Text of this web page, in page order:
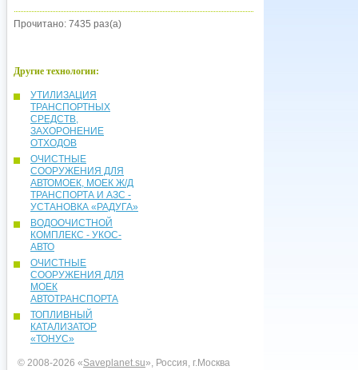
Прочитано: 7435 раз(а)
Другие технологии:
УТИЛИЗАЦИЯ
ТРАНСПОРТНЫХ
СРЕДСТВ,
ЗАХОРОНЕНИЕ
ОТХОДОВ
ОЧИСТНЫЕ
СООРУЖЕНИЯ ДЛЯ
АВТОМОЕК, МОЕК Ж/Д
ТРАНСПОРТА И АЗС -
УСТАНОВКА «РАДУГА»
ВОДООЧИСТНОЙ
КОМПЛЕКС - УКОС-
АВТО
ОЧИСТНЫЕ
СООРУЖЕНИЯ ДЛЯ
МОЕК
АВТОТРАНСПОРТА
ТОПЛИВНЫЙ
КАТАЛИЗАТОР
«ТОНУС»
© 2008-2026 «Saveplanet.su», Россия, г.Москва